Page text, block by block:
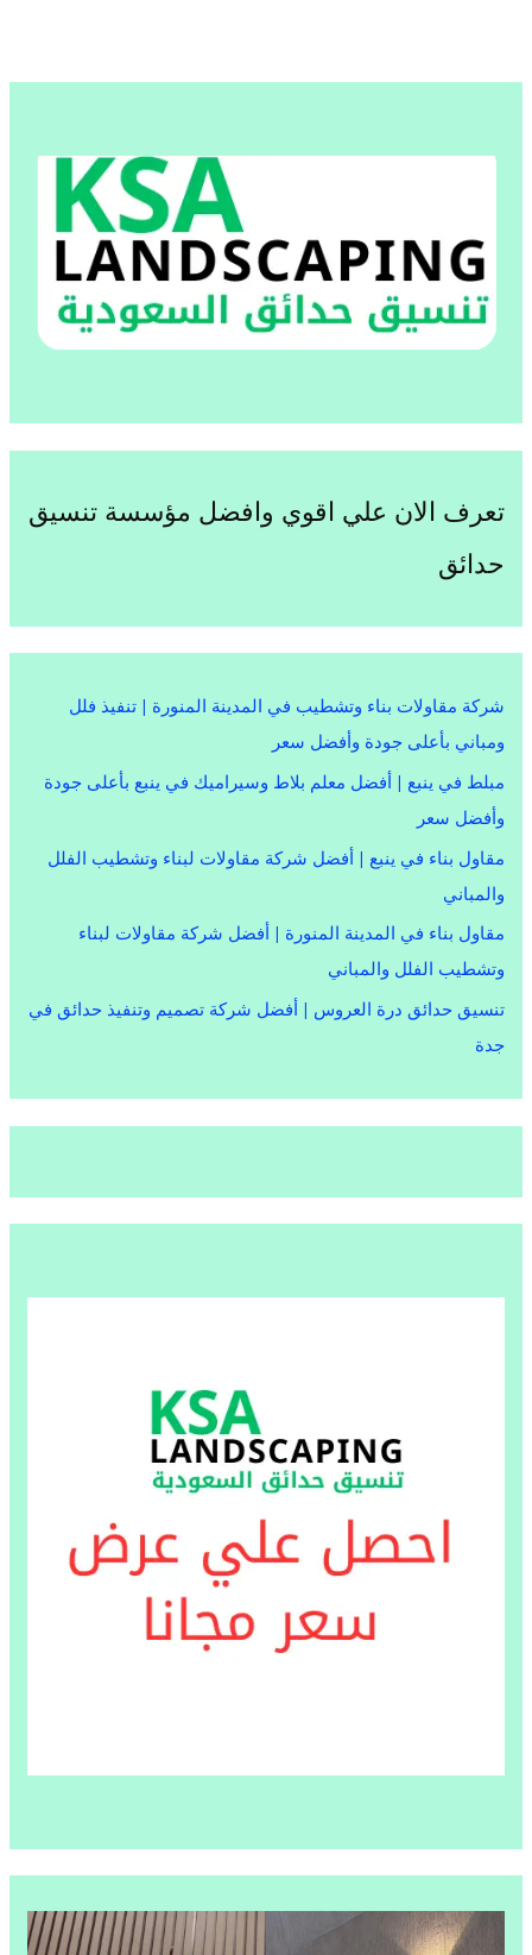
تعرف الان علي اقوي وافضل مؤسسة تنسيق
حدائق
شركة مقاولات بناء وتشطيب في المدينة المنورة | تنفيذ فلل
ومباني بأعلى جودة وأفضل سعر
مبلط في ينبع | أفضل معلم بلاط وسيراميك في ينبع بأعلى جودة
وأفضل سعر
مقاول بناء في ينبع | أفضل شركة مقاولات لبناء وتشطيب الفلل
والمباني
مقاول بناء في المدينة المنورة | أفضل شركة مقاولات لبناء
وتشطيب الفلل والمباني
تنسيق حدائق درة العروس | أفضل شركة تصميم وتنفيذ حدائق في
جدة